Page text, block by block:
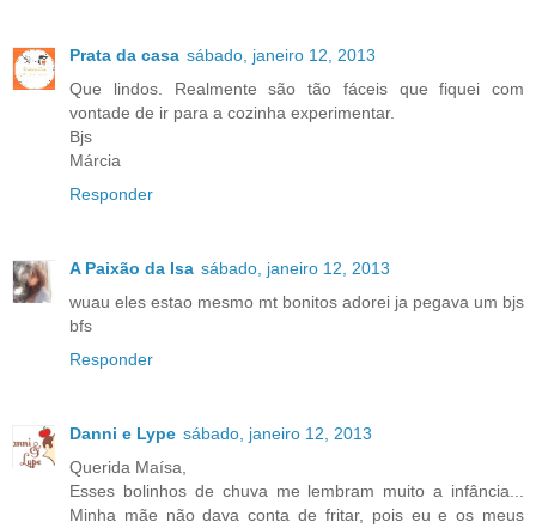
Prata da casa sábado, janeiro 12, 2013
Que lindos. Realmente são tão fáceis que fiquei com
vontade de ir para a cozinha experimentar.
Bjs
Márcia
Responder
A Paixão da Isa sábado, janeiro 12, 2013
wuau eles estao mesmo mt bonitos adorei ja pegava um bjs
bfs
Responder
Danni e Lype sábado, janeiro 12, 2013
Querida Maísa,
Esses bolinhos de chuva me lembram muito a infância...
Minha mãe não dava conta de fritar, pois eu e os meus